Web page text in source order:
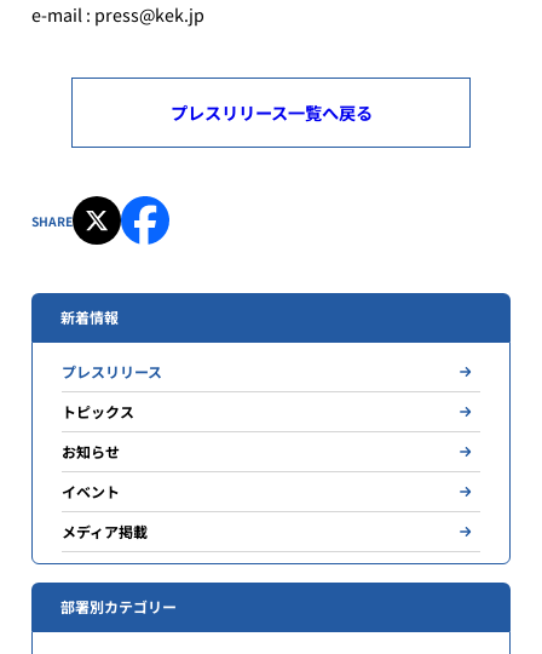
e-mail : press@kek.jp
プレスリリース一覧へ戻る
SHARE
新着情報
プレスリリース
トピックス
お知らせ
イベント
メディア掲載
部署別カテゴリー